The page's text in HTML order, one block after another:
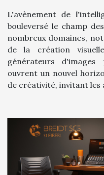
L'avènement de
bouleversé le champ
nombreux domaines,
de la création
générateurs
ouvrent un nouvel
de créativité, invitant les